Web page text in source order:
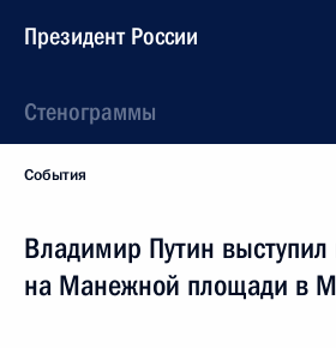
Президент России
Стенограммы
События
Владимир Путин
на Манежной площади в